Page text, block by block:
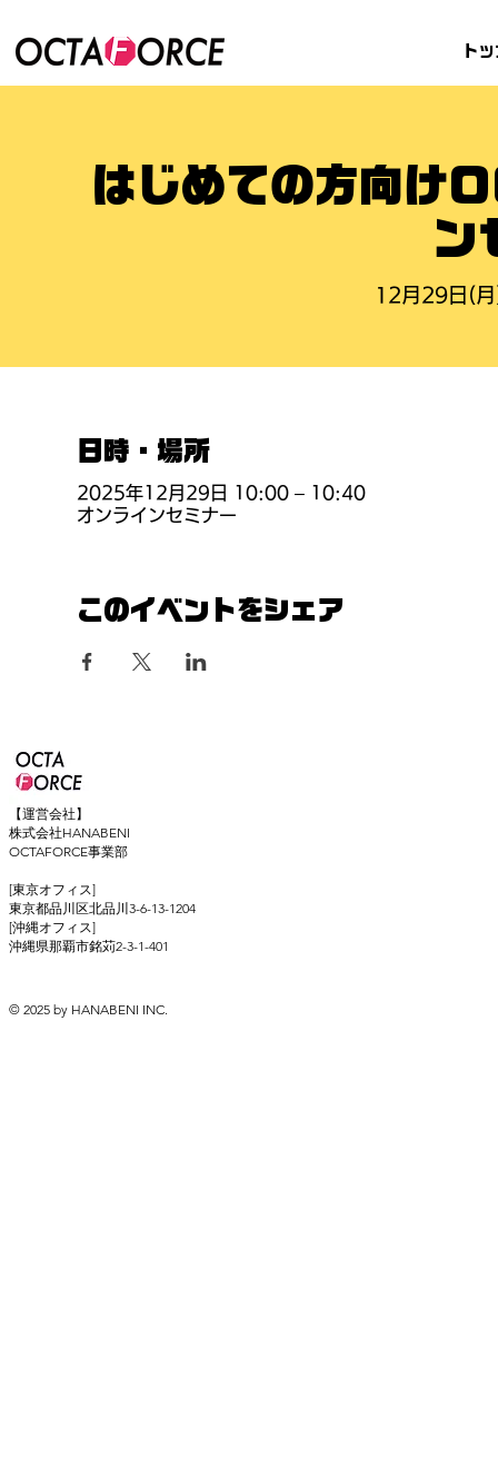
ト
はじめての方向
ン
12月29日(
日時・場所
2025年12月29日 10:00 – 10:40
オンラインセミナー
このイベントをシェア
【運営会社】
株式会社HANABENI
OCTAFORCE事業部
[東京オフィス]
東京都品川区北品川3-6-13-1204
[沖縄オフィス]
​沖縄県那覇市銘苅2-3-1-401
© 2025 by HANABENI INC.